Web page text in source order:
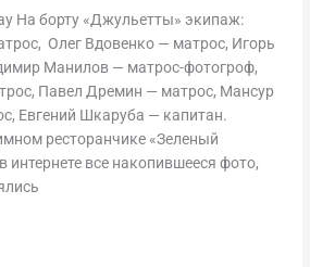
На борту «Джульетты» экипаж:
Олег Вдовенко — матрос, Игорь
Манилов — матрос-фотогроф,
Павел Дремин — матрос, Мансур
Евгений Шкаруба — капитан.
ресторанчике «Зеленый
все накопившееся фото,